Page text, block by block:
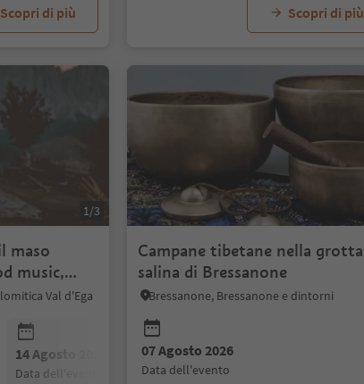
Scopri di più Scopri di più
1/3
maso
music,
Val d'Ega
14 Agosto 2026
data dell'evento
21 Agosto 2026
data dell'evento
Campane tibetane nella grotta
salina di Bressanone
Bressanone, Bressanone e dintorni
07 Agosto 2026
data dell'evento